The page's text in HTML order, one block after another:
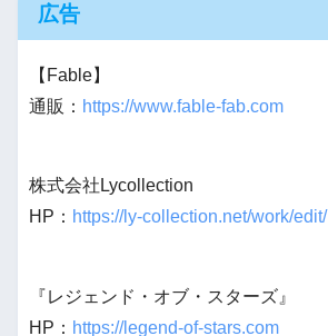
広告
【Fable】
通販： https://www.fable-fab.com
株式会社Lycollection
HP： https://ly-collection.net/work/edit/
『レジェンド・オブ・スターズ』
HP： https://legend-of-stars.com